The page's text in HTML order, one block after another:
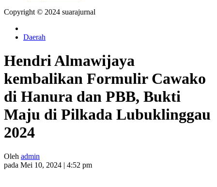
Copyright © 2024 suarajurnal
Daerah
Hendri Almawijaya
kembalikan Formulir Cawako
di Hanura dan PBB, Bukti
Maju di Pilkada Lubuklinggau
2024
Oleh admin
pada Mei 10, 2024 | 4:52 pm